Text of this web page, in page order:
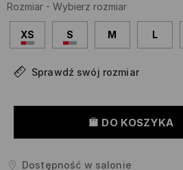
Rozmiar - Wybierz rozmiar
XS S M L
Sprawdź swój rozmiar
DO KOSZYKA
Dostępność w salonie